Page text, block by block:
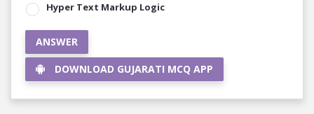
Hyper Text Markup Logic
ANSWER
DOWNLOAD GUJARATI MCQ APP